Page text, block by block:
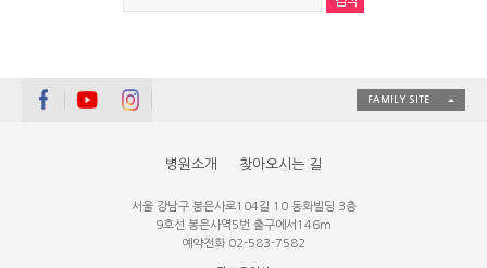
FAMILY SITE
병원소개 찾아오시는 길
서울 강남구 봉은사로104길 10 동화빌딩 3층
9호선 봉은사역5번 출구에서146m
예약전화 02-583-7582